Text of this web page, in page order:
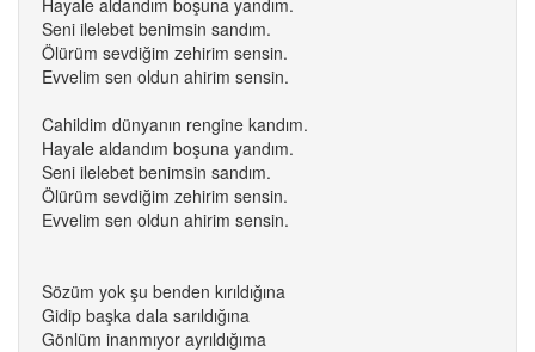
Hayale aldandım boşuna yandım.
Seni ilelebet benimsin sandım.
Ölürüm sevdiğim zehirim sensin.
Evvelim sen oldun ahirim sensin.
Cahildim dünyanın rengine kandım.
Hayale aldandım boşuna yandım.
Seni ilelebet benimsin sandım.
Ölürüm sevdiğim zehirim sensin.
Evvelim sen oldun ahirim sensin.
Sözüm yok şu benden kırıldığına
Gidip başka dala sarıldığına
Gönlüm inanmıyor ayrıldığıma